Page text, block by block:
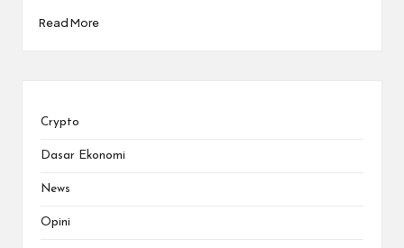
Read More
Crypto
Dasar Ekonomi
News
Opini